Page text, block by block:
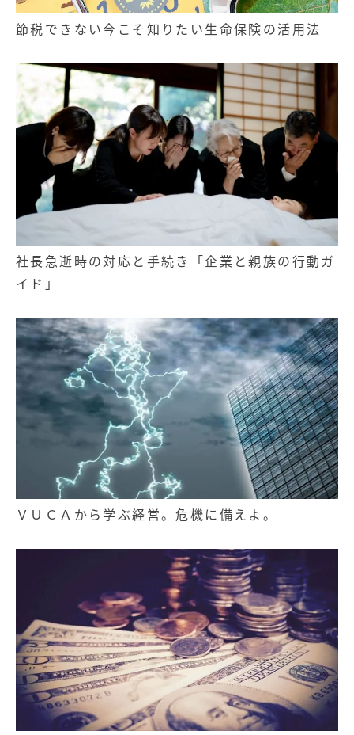
節税できない今こそ知りたい生命保険の活用法
社長急逝時の対応と手続き「企業と親族の行動ガ
イド」
ＶＵＣＡから学ぶ経営。危機に備えよ。